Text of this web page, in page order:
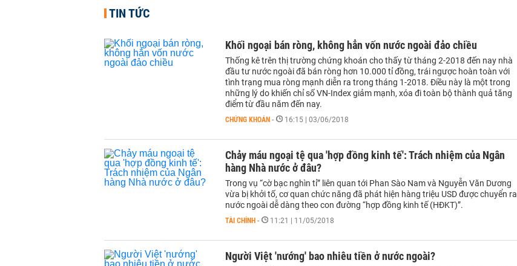
TIN TỨC
Khối ngoại bán ròng, không hẳn vốn nước ngoài đảo chiều
Thống kê trên thị trường chứng khoán cho thấy từ tháng 2-2018 đến nay nhà
đầu tư nước ngoài đã bán ròng hơn 10.000 tỉ đồng, trái ngược hoàn toàn với
tình trạng mua ròng mạnh diễn ra trong tháng 1-2018. Điều này là một trong
những lý do khiến chỉ số VN-Index giảm mạnh, xóa đi toàn bộ thành quả tăng
điểm từ đầu năm đến nay.
CHỨNG KHOÁN - 16:15 | 03/06/2018
Chảy máu ngoại tệ qua 'hợp đồng kinh tế': Trách nhiệm của Ngân
hàng Nhà nước ở đâu?
Trong vụ “cờ bạc nghìn tỉ” liên quan tới Phan Sào Nam và Nguyễn Văn Dương
vừa bị khởi tố, cơ quan chức năng đã phát hiện hàng triệu USD được chuyển ra
nước ngoài dễ dàng theo con đường “hợp đồng kinh tế (HĐKT)”.
TÀI CHÍNH - 11:21 | 11/05/2018
Người Việt 'nướng' bao nhiêu tiền ở nước ngoài?